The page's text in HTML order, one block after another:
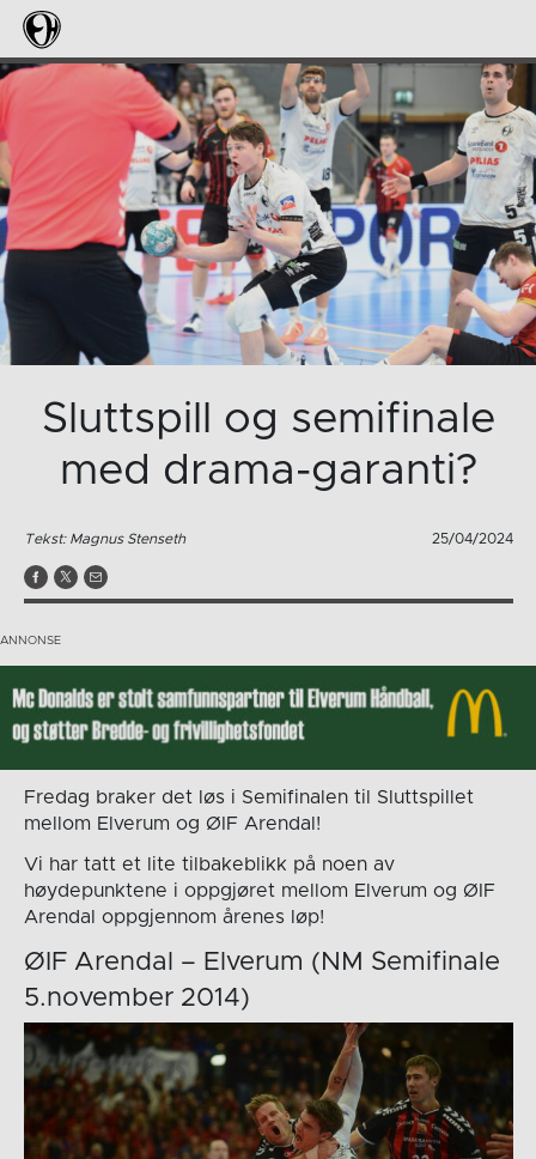
Sluttspill og semifinale
med drama-garanti?
Tekst: Magnus Stenseth 25/04/2024
Fredag braker det løs i Semifinalen til Sluttspillet
mellom Elverum og ØIF Arendal!
Vi har tatt et lite tilbakeblikk på noen av
høydepunktene i oppgjøret mellom Elverum og ØIF
Arendal oppgjennom årenes løp!
ØIF Arendal – Elverum (NM Semifinale
5.november 2014)